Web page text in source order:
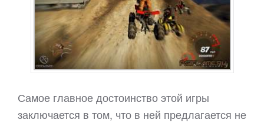
Самое главное достоинство этой игры
заключается в том, что в ней предлагается не